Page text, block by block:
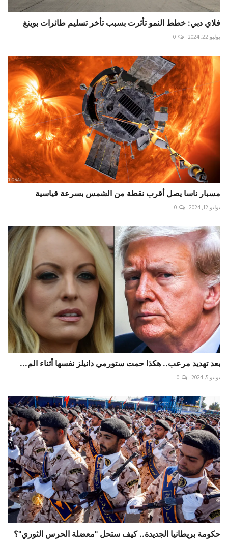
فلاي دبي: خطط النمو تأثرت بسبب تأخر تسليم طائرات بوينغ
يوليو 22, 2024 0
مسبار ناسا يصل أقرب نقطة من الشمس بسرعة قياسية
يوليو 12, 2024 0
بعد تهديد مرعب.. هكذا حمت ستورمي دانيلز نفسها أثناء الم...
يونيو 5, 2024 0
حكومة بريطانيا الجديدة.. كيف ستحل "معضلة الحرس الثوري"؟